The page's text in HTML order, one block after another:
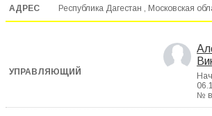
Республика Дагестан , Московская
№ в